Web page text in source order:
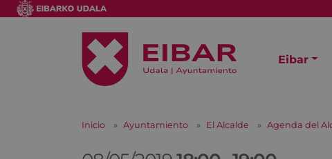
Eibar
Inicio Ayuntamiento El Alcalde Agenda del